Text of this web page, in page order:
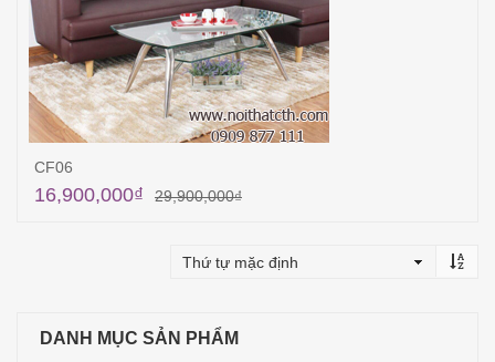
CF06
29,900,000₫
16,900,000₫
DANH MỤC SẢN PHẨM